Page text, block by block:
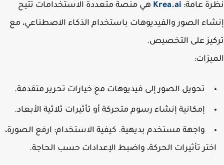
عامة:
Krea.aiهي منصة متعددة الاستخدامات تتيح
الصور والفيديوهات باستخدام الذكاء الاصطناعي، مع
على التخصيص.
:
تحويل الصور إلى فيديوهات مع خيارات تحرير متقدمة.
إمكانية إنشاء رسوم متحركة أو تأثيرات ثلاثية الأبعاد.
واجهة مستخدم بديهية. كيفية الاستخدام: ارفع الصورة،
تأثيرات الحركة، واضبط الإعدادات حسب الحاجة.